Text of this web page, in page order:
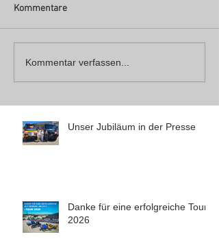
Kommentare
Kommentar verfassen...
Unser Jubiläum in der Presse
Danke für eine erfolgreiche Tour
2026